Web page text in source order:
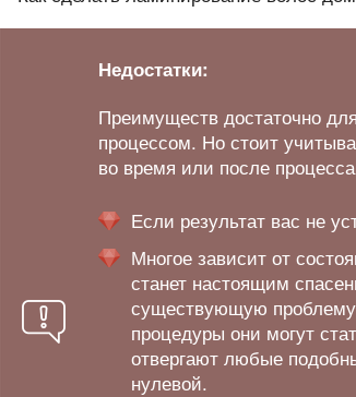
Недостатки:
Преимуществ достаточно
процессом. Но стоит
во время или после
Если результат вас не
Многое зависит от
станет настоящим
существующую
процедуры они могут
отвергают любые
нулевой.